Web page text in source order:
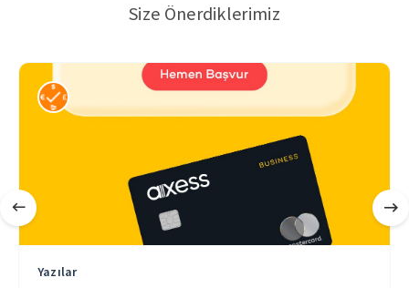
Size Önerdiklerimiz
Yazılar